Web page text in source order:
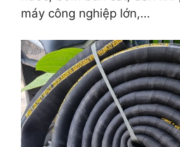
máy công nghiệp lớn,…